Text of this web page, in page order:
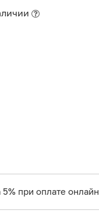
5% при оплате онлайн